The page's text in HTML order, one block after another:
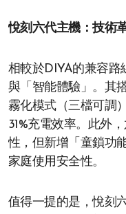
悅刻六代主機：技術
相較於DIYA的兼容路
與「智能體驗」。其
霧化模式（三檔可調
31%充電效率。此外
性，但新增「童鎖功
家庭使用安全性。
值得一提的是，悅刻